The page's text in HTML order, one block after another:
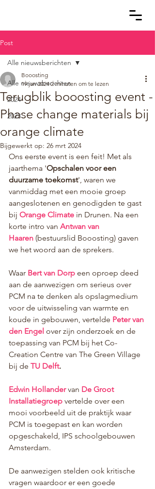
Post
Alle nieuwsberichten
2024
2023
Alle nieuwsberichten
Terugblik booosting event -
Phase change materials bij
orange climate
Booosting
19 jan 2024 2 minuten om te lezen
Bijgewerkt op: 26 mrt 2024
Ons eerste event is een feit! Met als
jaarthema 'Opschalen voor een
duurzame toekomst', waren we
vanmiddag met een mooie groep
aangeslotenen en genodigden te gast
bij Orange Climate in Drunen. Na een
korte intro van Antwan van
Haaren (bestuurslid Booosting) gaven
we het woord aan de sprekers.
Waar Bert van Dorp een oproep deed
aan de aanwezigen om serieus over
PCM na te denken als opslagmedium
voor de uitwisseling van warmte en
koude in gebouwen, vertelde Peter van
den Engel over zijn onderzoek en de
toepassing van PCM bij het Co-
Creation Centre van The Green Village
bij de TU Delft.
Edwin Hollander van De Groot
Installatiegroep vertelde over een
mooi voorbeeld uit de praktijk waar
PCM is toegepast en kan worden
opgeschakeld, IPS schoolgebouwen
Amsterdam.
De aanwezigen stelden ook kritische
vragen waardoor er een goede